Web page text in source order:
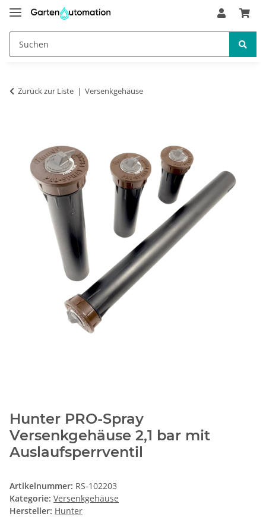
Zurück zur Liste Versenkgehäuse
Hunter PRO-Spray
Versenkgehäuse 2,1 bar mit
Auslaufsperrventil
Artikelnummer: RS-102203
Kategorie: Versenkgehäuse
Hersteller: Hunter